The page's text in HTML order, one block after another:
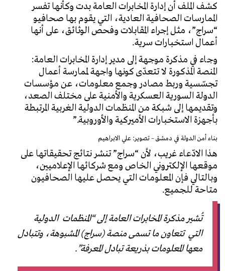
كشف الملف أن إدارة المخابرات العامة بدت وكأنها تفسر
الممارسات الصحافية العادية، التي يقوم بها صحافيو
“سراج”، مثل إجراء المقابلات وفحص الوثائق، على أنها
أعمال استخبارات سرية.
وجاء في مذكرة موجهة إلى مدير إدارة المخابرات العامة:
المنصة المذكورة لا تتعدّى كونها واجهة لممارسة أعمال
تجسّسية وربط مصادر وجمع معلومات، عن مؤسسات
الدولة السورية العسكرية والأمنية على مختلف الصعد،
وتقديمها إلى شبكة من المنظمات الدولية الغربية المرتبطة
بأجهزة الاستخبارات الأميركية والأوروبية.”
بناء أمن الدولة في دمشق – تصوير: علي الابراهيم
هذا الادّعاء غريب، لأن “سراج” تنشر نتائج تحقيقاتها على
موقعها الإلكتروني الخاص ومع شركائها الإعلاميين،
وبالتالي فإن المعلومات التي يحصل عليها الصحافيون
متاحة للجميع.
تُشير مذكرة المخابرات العامة إلى “المنظمات الدولية
التي تتعاون ما تسمى منصة (سراج) المشبوهة، وتتبادل
معها المعلومات بذريعة تبادل المعرفة”.